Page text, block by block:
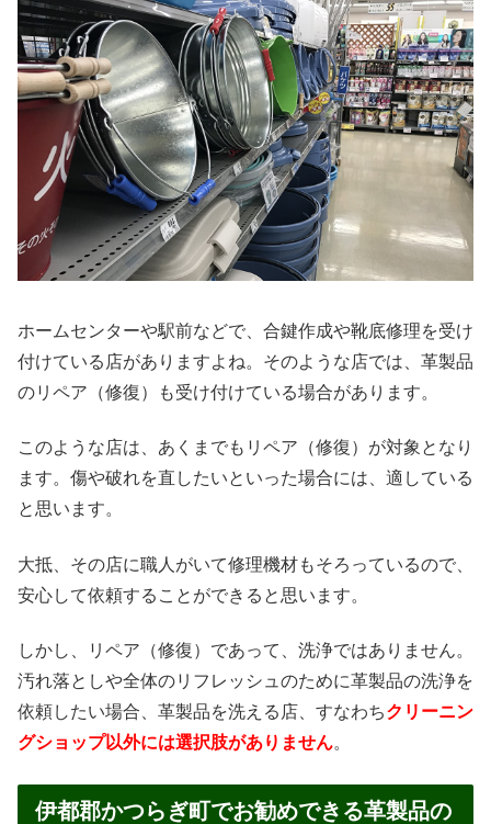
ホームセンターや駅前などで、合鍵作成や靴底修理を受け
付けている店がありますよね。そのような店では、革製品
のリペア（修復）も受け付けている場合があります。
このような店は、あくまでもリペア（修復）が対象となり
ます。傷や破れを直したいといった場合には、適している
と思います。
大抵、その店に職人がいて修理機材もそろっているので、
安心して依頼することができると思います。
しかし、リペア（修復）であって、洗浄ではありません。
汚れ落としや全体のリフレッシュのために革製品の洗浄を
依頼したい場合、革製品を洗える店、すなわちクリーニン
グショップ以外には選択肢がありません。
伊都郡かつらぎ町でお勧めできる革製品の